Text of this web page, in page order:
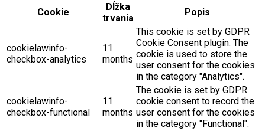
Cookie
Dĺžka
trvania
Popis
cookielawinfo-
checkbox-analytics
11
months
This cookie is set by GDPR
Cookie Consent plugin. The
cookie is used to store the
user consent for the cookies
in the category "Analytics".
cookielawinfo-
checkbox-functional
11
months
The cookie is set by GDPR
cookie consent to record the
user consent for the cookies
in the category "Functional".